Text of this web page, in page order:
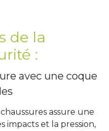
de la
:
avec une coque
assure une
impacts et la pression,